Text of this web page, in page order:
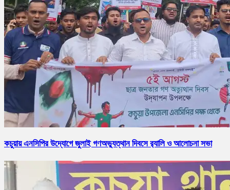
কচুয়ায় এনসিপির উদ্যোগে জুলাই গণঅভ্যুত্থান দিবসে র‌্যালি ও আলোচনা সভা